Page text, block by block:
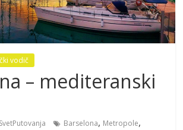
vodič
– mediteranski
SvetPutovanja Barselona, Metropole,